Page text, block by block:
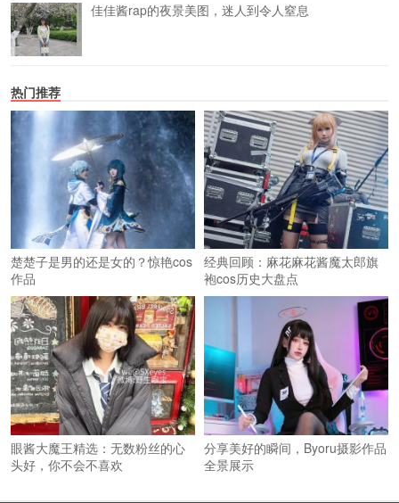
佳佳酱rap的夜景美图，迷人到令人窒息
热门推荐
楚楚子是男的还是女的？惊艳cos
作品
经典回顾：麻花麻花酱魔太郎旗
袍cos历史大盘点
眼酱大魔王精选：无数粉丝的心
头好，你不会不喜欢
分享美好的瞬间，Byoru摄影作品
全景展示